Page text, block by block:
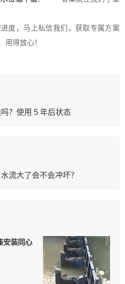
度，马上私信我们，获取专属方案
用得放心！
？使用 5 年后状态
流大了会不会冲坏？
安装同心